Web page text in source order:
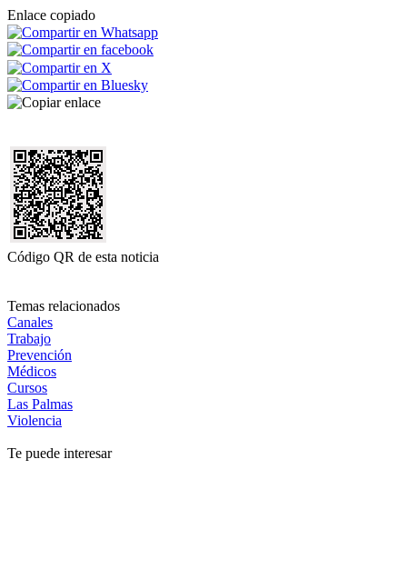
Enlace copiado
Código QR de esta noticia
Temas relacionados
Canales
Trabajo
Prevención
Médicos
Cursos
Las Palmas
Violencia
Te puede interesar